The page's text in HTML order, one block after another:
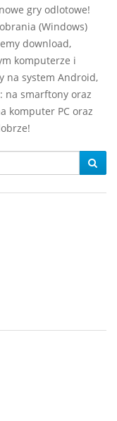
gry odlotowe!
(Windows)
download,
komputerze i
na system Android,
na smarftony oraz
komputer PC oraz